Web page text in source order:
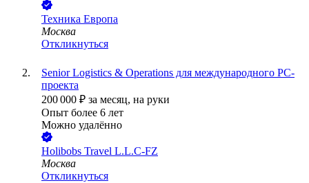
Техника Европа
Москва
Откликнуться
Senior Logistics & Operations для международного PC-
проекта
200 000 ₽ за месяц, на руки
Опыт более 6 лет
Можно удалённо
Holibobs Travel L.L.C-FZ
Москва
Откликнуться